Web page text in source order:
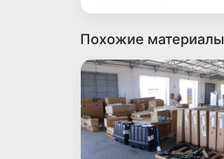
Похожие материалы